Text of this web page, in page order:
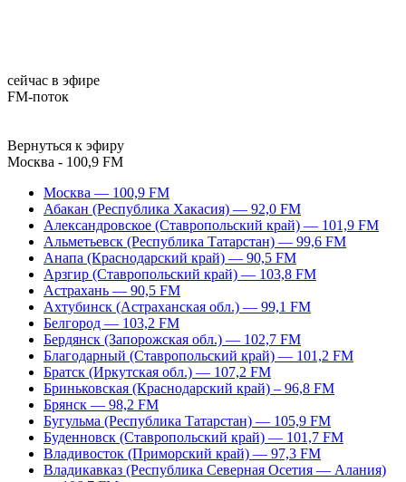
сейчас в эфире
FM-поток
Вернуться к эфиру
Москва - 100,9 FM
Москва — 100,9 FM
Абакан (Республика Хакасия) — 92,0 FM
Александровское (Ставропольский край) — 101,9 FM
Альметьевск (Республика Татарстан) — 99,6 FM
Анапа (Краснодарский край) — 90,5 FM
Арзгир (Ставропольский край) — 103,8 FM
Астрахань — 90,5 FM
Ахтубинск (Астраханская обл.) — 99,1 FM
Белгород — 103,2 FM
Бердянск (Запорожская обл.) — 102,7 FM
Благодарный (Ставропольский край) — 101,2 FM
Братск (Иркутская обл.) — 107,2 FM
Бриньковская (Краснодарский край) – 96,8 FM
Брянск — 98,2 FM
Бугульма (Республика Татарстан) — 105,9 FM
Буденновск (Ставропольский край) — 101,7 FM
Владивосток (Приморский край) — 97,3 FM
Владикавказ (Республика Северная Осетия — Алания)